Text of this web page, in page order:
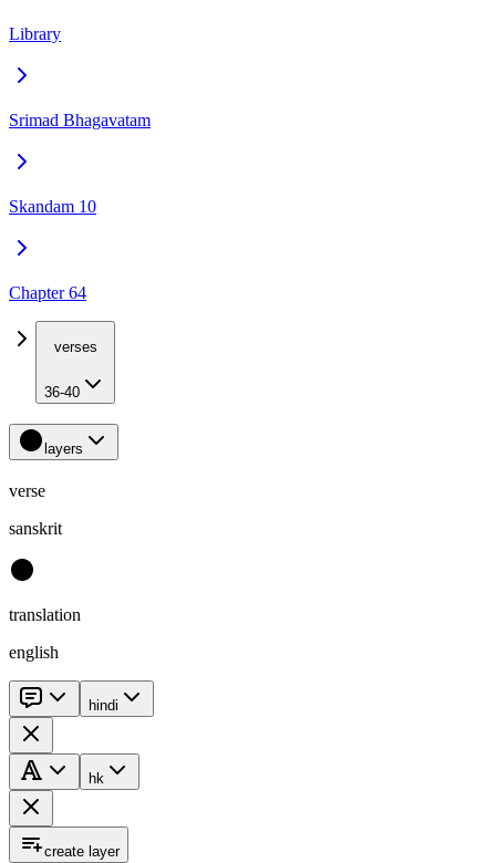
Library
Srimad Bhagavatam
Skandam 10
Chapter 64
verses
36-40
layers
verse
sanskrit
translation
english
hindi
hk
create layer